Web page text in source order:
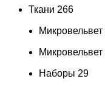
Ткани 266
Микровельвет
Наборы 29